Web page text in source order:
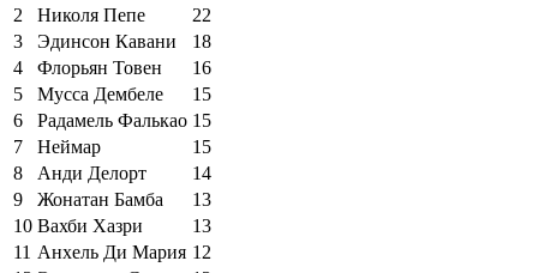
2
Николя Пепе
22
3
Эдинсон Кавани
18
4
Флорьян Товен
16
5
Мусса Дембеле
15
6
Радамель Фалькао 15
7
Неймар
15
8
Анди Делорт
14
9
Жонатан Бамба
13
10 Вахби Хазри
13
11 Анхель Ди Мария 12